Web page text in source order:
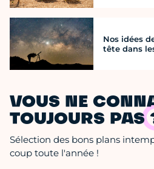
Nos idées
tête dans
VOUS NE
TOUJOURS PAS
Sélection des bons plans
coup toute l'année !